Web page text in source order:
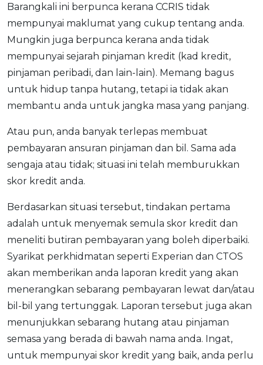
Barangkali ini berpunca kerana CCRIS tidak
mempunyai maklumat yang cukup tentang anda.
Mungkin juga berpunca kerana anda tidak
mempunyai sejarah pinjaman kredit (kad kredit,
pinjaman peribadi, dan lain-lain). Memang bagus
untuk hidup tanpa hutang, tetapi ia tidak akan
membantu anda untuk jangka masa yang panjang.
Atau pun, anda banyak terlepas membuat
pembayaran ansuran pinjaman dan bil. Sama ada
sengaja atau tidak; situasi ini telah memburukkan
skor kredit anda.
Berdasarkan situasi tersebut, tindakan pertama
adalah untuk menyemak semula skor kredit dan
meneliti butiran pembayaran yang boleh diperbaiki.
Syarikat perkhidmatan seperti Experian dan CTOS
akan memberikan anda laporan kredit yang akan
menerangkan sebarang pembayaran lewat dan/atau
bil-bil yang tertunggak. Laporan tersebut juga akan
menunjukkan sebarang hutang atau pinjaman
semasa yang berada di bawah nama anda. Ingat,
untuk mempunyai skor kredit yang baik, anda perlu